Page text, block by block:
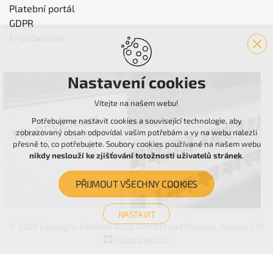
Platební portál
GDPR
© 2026 Copyright Základní škola Náměšť nad Oslavou, Husova 579
Nastavení cookies
Vítejte na našem webu!
Potřebujeme nastavit cookies a související technologie, aby
zobrazovaný obsah odpovídal vašim potřebám a vy na webu nalezli
přesně to, co potřebujete. Soubory cookies používané na našem webu
nikdy neslouží ke zjišťování totožnosti uživatelů stránek.
PŘIJMOUT VŠECHNY COOKIES
NASTAVIT